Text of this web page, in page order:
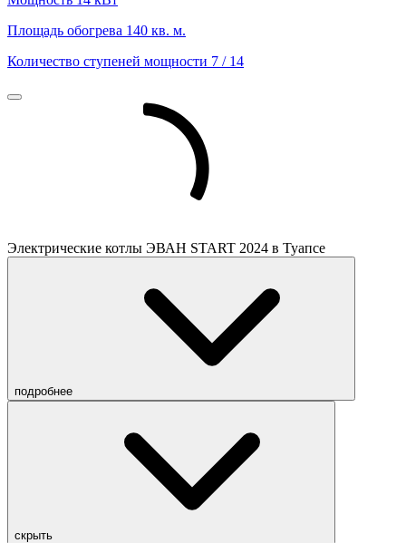
Площадь обогрева 140 кв. м.
Количество ступеней мощности 7 / 14
Электрические котлы ЭВАН START 2024 в Туапсе
подробнее
скрыть